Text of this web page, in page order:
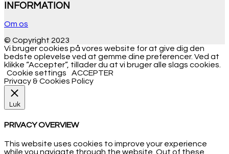
INFORMATION
Om os
© Copyright 2023
Vi bruger cookies på vores website for at give dig den
bedste oplevelse ved at gemme dine preferencer. Ved at
klikke “Accepter”, tillader du at vi bruger alle slags cookies.
Cookie settings
ACCEPTER
Privacy & Cookies Policy
Luk
PRIVACY OVERVIEW
This website uses cookies to improve your experience
while you navigate through the website. Out of these